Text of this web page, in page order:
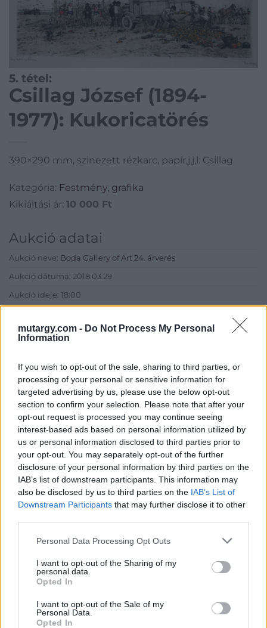
mutargy.com - Do Not Process My Personal
Information
If you wish to opt-out of the sale, sharing to third parties, or
processing of your personal or sensitive information for
targeted advertising by us, please use the below opt-out
section to confirm your selection. Please note that after your
opt-out request is processed you may continue seeing
interest-based ads based on personal information utilized by
us or personal information disclosed to third parties prior to
your opt-out. You may separately opt-out of the further
disclosure of your personal information by third parties on the
IAB’s list of downstream participants. This information may
also be disclosed by us to third parties on the IAB’s List of
Downstream Participants that may further disclose it to other
Personal Data Processing Opt Outs
I want to opt-out of the Sharing of my
personal data.
Opted In
I want to opt-out of the Sale of my
Personal Data.
Opted In
5. tétel:
Csillag József (1894-
1977): Kukoricatörés
390×290 mm, szinezett rézkarc, papír,j,j,l: Csillag
Kategória: Festmény, grafika
Kikiáltási ár: 10 000 Ft
Aukció adatai
Aukció neve: Boda Gallery of Art 24. árverés
Aukció dátuma: 2018.03.29
Aukció ideje: 18:00
es üzlet
Tételszám: 5
Eladó adatai
Eladó:Boda Gallery of Art
Cím: Boda Péter
Boda Galéria és Aukciósház
Budapest
1111.Budapest Bartók Béla út 34
1111
Telefon: (06-20) 519-08-91 ; (06-1)
784-5852
Bemutatkozás: Galériánk 2012-ben kezdett el foglalkozni
árverések rendezésével, festményeket, művészeti tárgyakat,
kínálunk és keresünk.
GALÉRIA TOVÁBBI MŰTÁRGYAI